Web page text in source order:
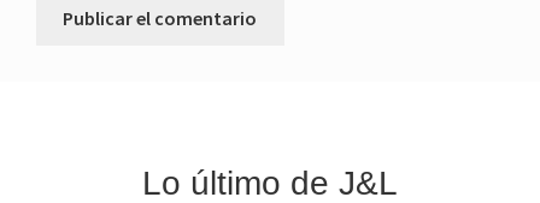
Lo último de J&L